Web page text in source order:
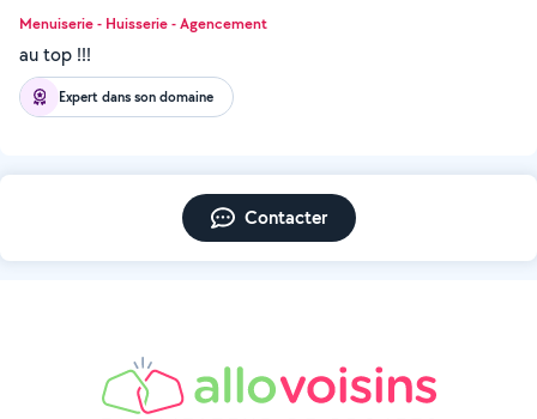
Menuiserie - Huisserie - Agencement
au top !!!
Expert dans son domaine
Contacter